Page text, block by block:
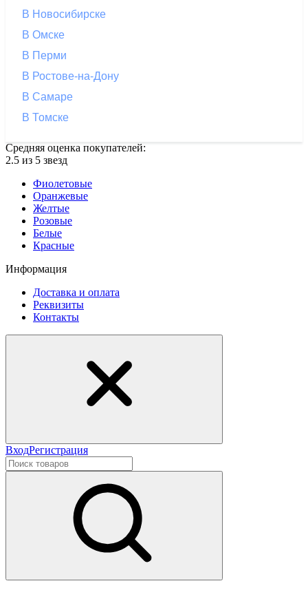
В Новосибирске
В Омске
В Перми
В Ростове-на-Дону
В Самаре
В Томске
Средняя оценка покупателей:
2.5 из 5 звезд
Фиолетовые
Оранжевые
Желтые
Розовые
Белые
Красные
Информация
Доставка и оплата
Реквизиты
Контакты
ВходРегистрация